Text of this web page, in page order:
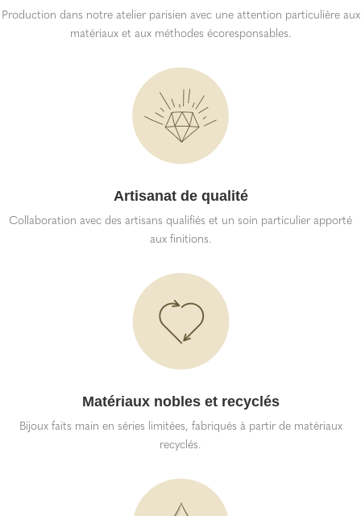
Production dans notre atelier parisien avec une attention particulière aux
matériaux et aux méthodes écoresponsables.
Artisanat de qualité
Collaboration avec des artisans qualifiés et un soin particulier apporté
aux finitions.
Matériaux nobles et recyclés
Bijoux faits main en séries limitées, fabriqués à partir de matériaux
recyclés.